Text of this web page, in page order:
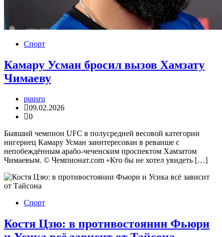
Спорт
Камару Усман бросил вызов Хамзату
Чимаеву
puusru
09.02.2026
0
Бывший чемпион UFC в полусредней весовой категории
нигериец Камару Усман заинтересован в реванше с
непобеждённым арабо-чеченским проспектом Хамзатом
Чимаевым. © Чемпионат.com «Кто бы не хотел увидеть […]
Спорт
Костя Цзю: в противостоянии Фьюри